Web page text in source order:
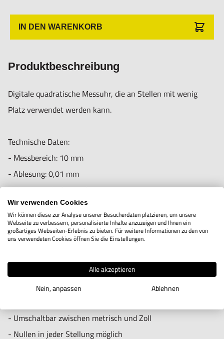
Anwender sowie Handwerker geeignet.
Nur für den vorhergesehenen Verwendungszweck geeignet.
Unsachgemäße Verwendung kann zu Schäden und
Verletzungen führen.
Importeur/Hersteller:
Hogetex/Kometex B.V., Gesinkkampstraat 1,7051 HR
Varsseveld/ Netherlands, email: Info@hogetex.com
IN DEN WARENKORB
Produktbeschreibung
Digitale quadratische Messuhr, die an Stellen mit wenig
Platz verwendet werden kann.
Technische Daten:
- Messbereich: 10 mm
- Ablesung: 0,01 mm
- Einspannschaft: Durchm. 8 mm
- Spitze: Durchm. 4,5 mm
Mit Messbereich 20 mm und 30 mm
Funktionen:
- Umschaltbar zwischen metrisch und Zoll
- Nullen in jeder Stellung möglich
Wir verwenden Cookies
Wir können diese zur Analyse unserer Besucherdaten platzieren, um unsere
Webseite zu verbessern, personalisierte Inhalte anzuzeigen und Ihnen ein
großartiges Webseiten-Erlebnis zu bieten. Für weitere Informationen zu den von
uns verwendeten Cookies öffnen Sie die Einstellungen.
Alle akzeptieren
Nein, anpassen
Ablehnen